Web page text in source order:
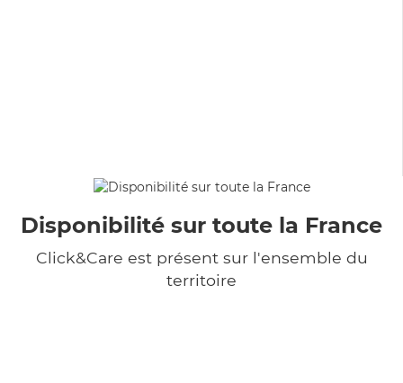
Disponibilité sur toute la France
Click&Care est présent sur l'ensemble du
territoire